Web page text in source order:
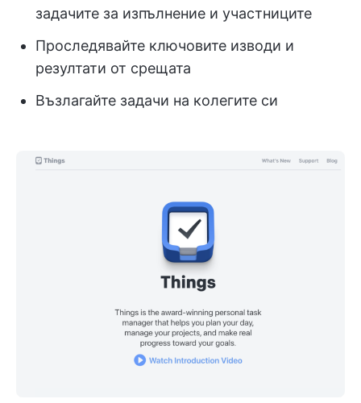
задачите за изпълнение и участниците
Проследявайте ключовите изводи и
резултати от срещата
Възлагайте задачи на колегите си